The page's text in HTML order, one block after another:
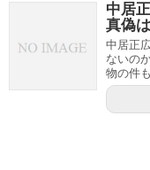
中居
真偽
中居正
ないの
物の件